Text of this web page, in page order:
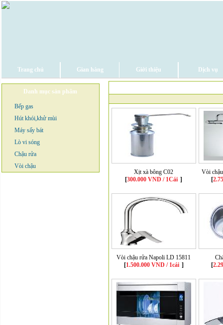
Trang chủ Gian hàng Giới thiệu Dịch vụ
Danh mục sản phẩm
Bếp gas
Hút khói,khử mùi
Máy sấy bát
Lò vi sóng
Chậu rửa
Vòi chậu
Xịt xà bông C02
[300.000 VND / 1Cái ]
Vòi
[
Vòi chậu rửa Napoli LD 15811
[1.500.000 VND / 1cái ]
[